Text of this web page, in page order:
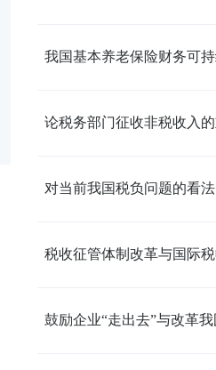
我国基本养老保险财务可
论税务部门征收非税收入
对当前我国税负问题的看法
税收征管体制改革与国际税
鼓励企业“走出去”与改革